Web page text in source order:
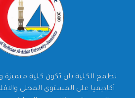
تطمح الكلية بان تكون كلية متميزة
أكاديميا على المستوى المحلى